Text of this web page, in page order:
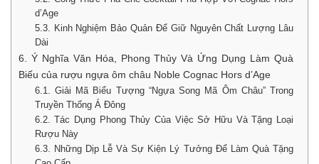
d’Age
5.3. Kinh Nghiệm Bảo Quản Để Giữ Nguyên Chất Lượng Lâu
Dài
6. Ý Nghĩa Văn Hóa, Phong Thủy Và Ứng Dụng Làm Quà
Biếu của rượu ngựa ôm châu Noble Cognac Hors d’Age
6.1. Giải Mã Biểu Tượng “Ngựa Song Mã Ôm Châu” Trong
Truyền Thống Á Đông
6.2. Tác Dụng Phong Thủy Của Việc Sở Hữu Và Tặng Loại
Rượu Này
6.3. Những Dịp Lễ Và Sự Kiện Lý Tưởng Để Làm Quà Tặng